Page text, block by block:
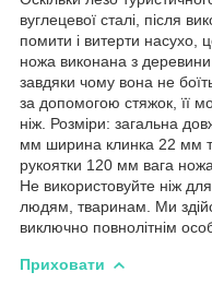
вуглецевої сталі, після
помити і витерти насухо,
ножа виконана з
завдяки чому вона не
за допомогою стяжок, її
ніж. Розміри: загальна
мм ширина клинка 22 мм
рукоятки 120 мм вага
Не використовуйте ніж
людям, тваринам. Ми
виключно повнолітнім
Приховати